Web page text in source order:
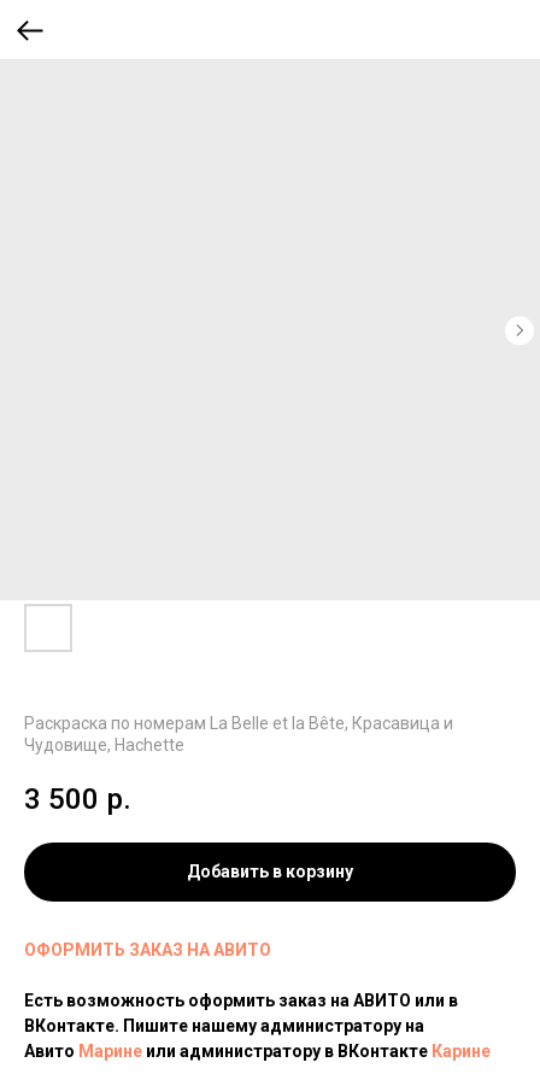
Раскраска по номерам La Belle et la Bête, Красавица и
Чудовище, Hachette
3 500 р.
Добавить в корзину
ОФОРМИТЬ ЗАКАЗ НА АВИТО
Есть возможность оформить заказ на АВИТО или в
ВКонтакте. Пишите нашему администратору на
Авито Марине или администратору в ВКонтакте Карине